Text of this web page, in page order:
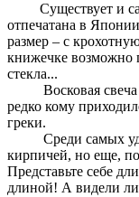
Существует и
отпечатана в
размер – с
книжечке возможно
стекла...
Восковая
редко кому
греки.
Среди самых
кирпичей, но еще,
Представьте себе
длиной! А видели ли